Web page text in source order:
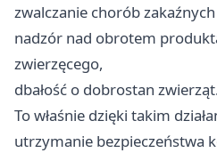
zwalczanie chorób
nadzór nad obrotem
zwierzęcego,
dbałość o dobrostan
To właśnie dzięki takim
utrzymanie bezpieczeństwa